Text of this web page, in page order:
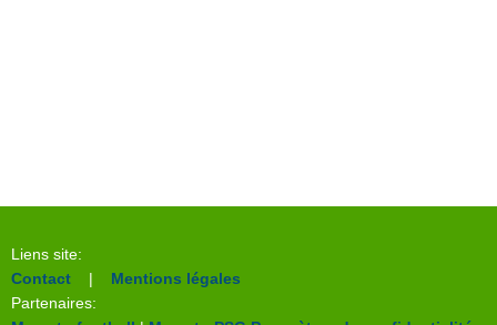
Liens site:
Contact | Mentions légales
Partenaires: